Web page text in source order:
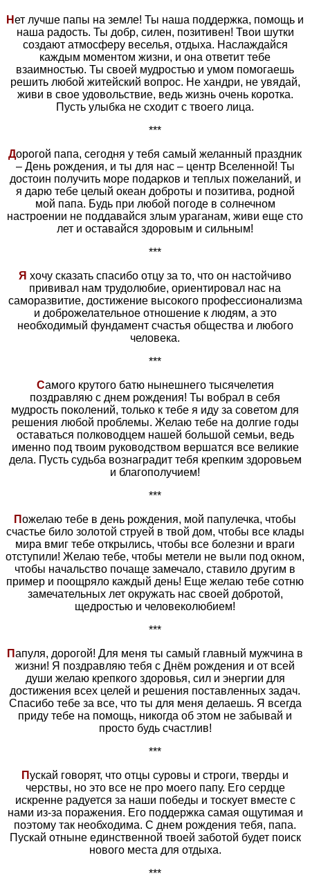
Нет лучше папы на земле! Ты наша поддержка, помощь и
наша радость. Ты добр, силен, позитивен! Твои шутки
создают атмосферу веселья, отдыха. Наслаждайся
каждым моментом жизни, и она ответит тебе
взаимностью. Ты своей мудростью и умом помогаешь
решить любой житейский вопрос. Не хандри, не увядай,
живи в свое удовольствие, ведь жизнь очень коротка.
Пусть улыбка не сходит с твоего лица.
***
Дорогой папа, сегодня у тебя самый желанный праздник
– День рождения, и ты для нас – центр Вселенной! Ты
достоин получить море подарков и теплых пожеланий, и
я дарю тебе целый океан доброты и позитива, родной
мой папа. Будь при любой погоде в солнечном
настроении не поддавайся злым ураганам, живи еще сто
лет и оставайся здоровым и сильным!
***
Я хочу сказать спасибо отцу за то, что он настойчиво
прививал нам трудолюбие, ориентировал нас на
саморазвитие, достижение высокого профессионализма
и доброжелательное отношение к людям, а это
необходимый фундамент счастья общества и любого
человека.
***
Самого крутого батю нынешнего тысячелетия
поздравляю с днем рождения! Ты вобрал в себя
мудрость поколений, только к тебе я иду за советом для
решения любой проблемы. Желаю тебе на долгие годы
оставаться полководцем нашей большой семьи, ведь
именно под твоим руководством вершатся все великие
дела. Пусть судьба вознаградит тебя крепким здоровьем
и благополучием!
***
Пожелаю тебе в день рождения, мой папулечка, чтобы
счастье било золотой струей в твой дом, чтобы все клады
мира вмиг тебе открылись, чтобы все болезни и враги
отступили! Желаю тебе, чтобы метели не выли под окном,
чтобы начальство почаще замечало, ставило другим в
пример и поощряло каждый день! Еще желаю тебе сотню
замечательных лет окружать нас своей добротой,
щедростью и человеколюбием!
***
Папуля, дорогой! Для меня ты самый главный мужчина в
жизни! Я поздравляю тебя с Днём рождения и от всей
души желаю крепкого здоровья, сил и энергии для
достижения всех целей и решения поставленных задач.
Спасибо тебе за все, что ты для меня делаешь. Я всегда
приду тебе на помощь, никогда об этом не забывай и
просто будь счастлив!
***
Пускай говорят, что отцы суровы и строги, тверды и
черствы, но это все не про моего папу. Его сердце
искренне радуется за наши победы и тоскует вместе с
нами из-за поражения. Его поддержка самая ощутимая и
поэтому так необходима. С днем рождения тебя, папа.
Пускай отныне единственной твоей заботой будет поиск
нового места для отдыха.
***